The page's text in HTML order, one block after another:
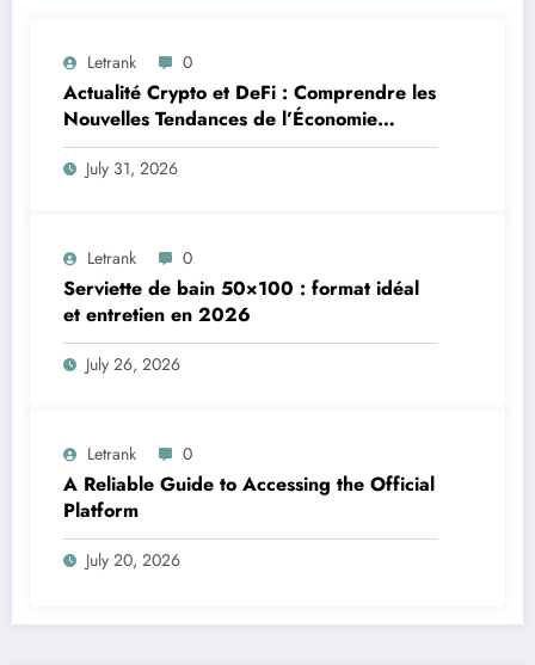
Letrank 0
Actualité Crypto et DeFi : Comprendre les
Nouvelles Tendances de l’Économie
Numérique
July 31, 2026
Letrank 0
Serviette de bain 50×100 : format idéal
et entretien en 2026
July 26, 2026
Letrank 0
A Reliable Guide to Accessing the Official
Platform
July 20, 2026